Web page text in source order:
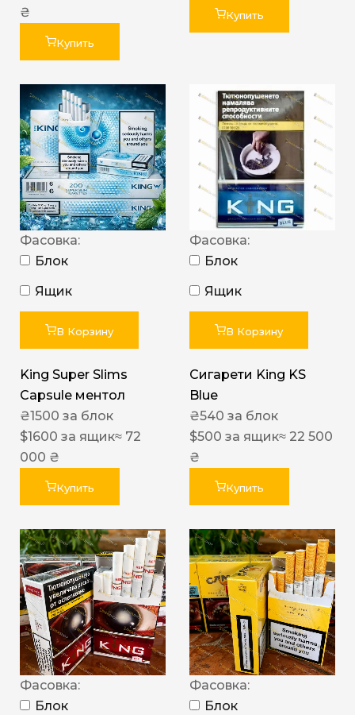
₴
Купить
Купить
Фасовка:
Блок
Ящик
В Корзину
King Super Slims
Capsule ментол
₴1500 за блок
$1600 за ящик≈ 72
000 ₴
Купить
Фасовка:
Блок
Ящик
В Корзину
Сигарети King KS
Blue
₴540 за блок
$500 за ящик≈ 22 500
₴
Купить
Фасовка:
Блок
Фасовка:
Блок